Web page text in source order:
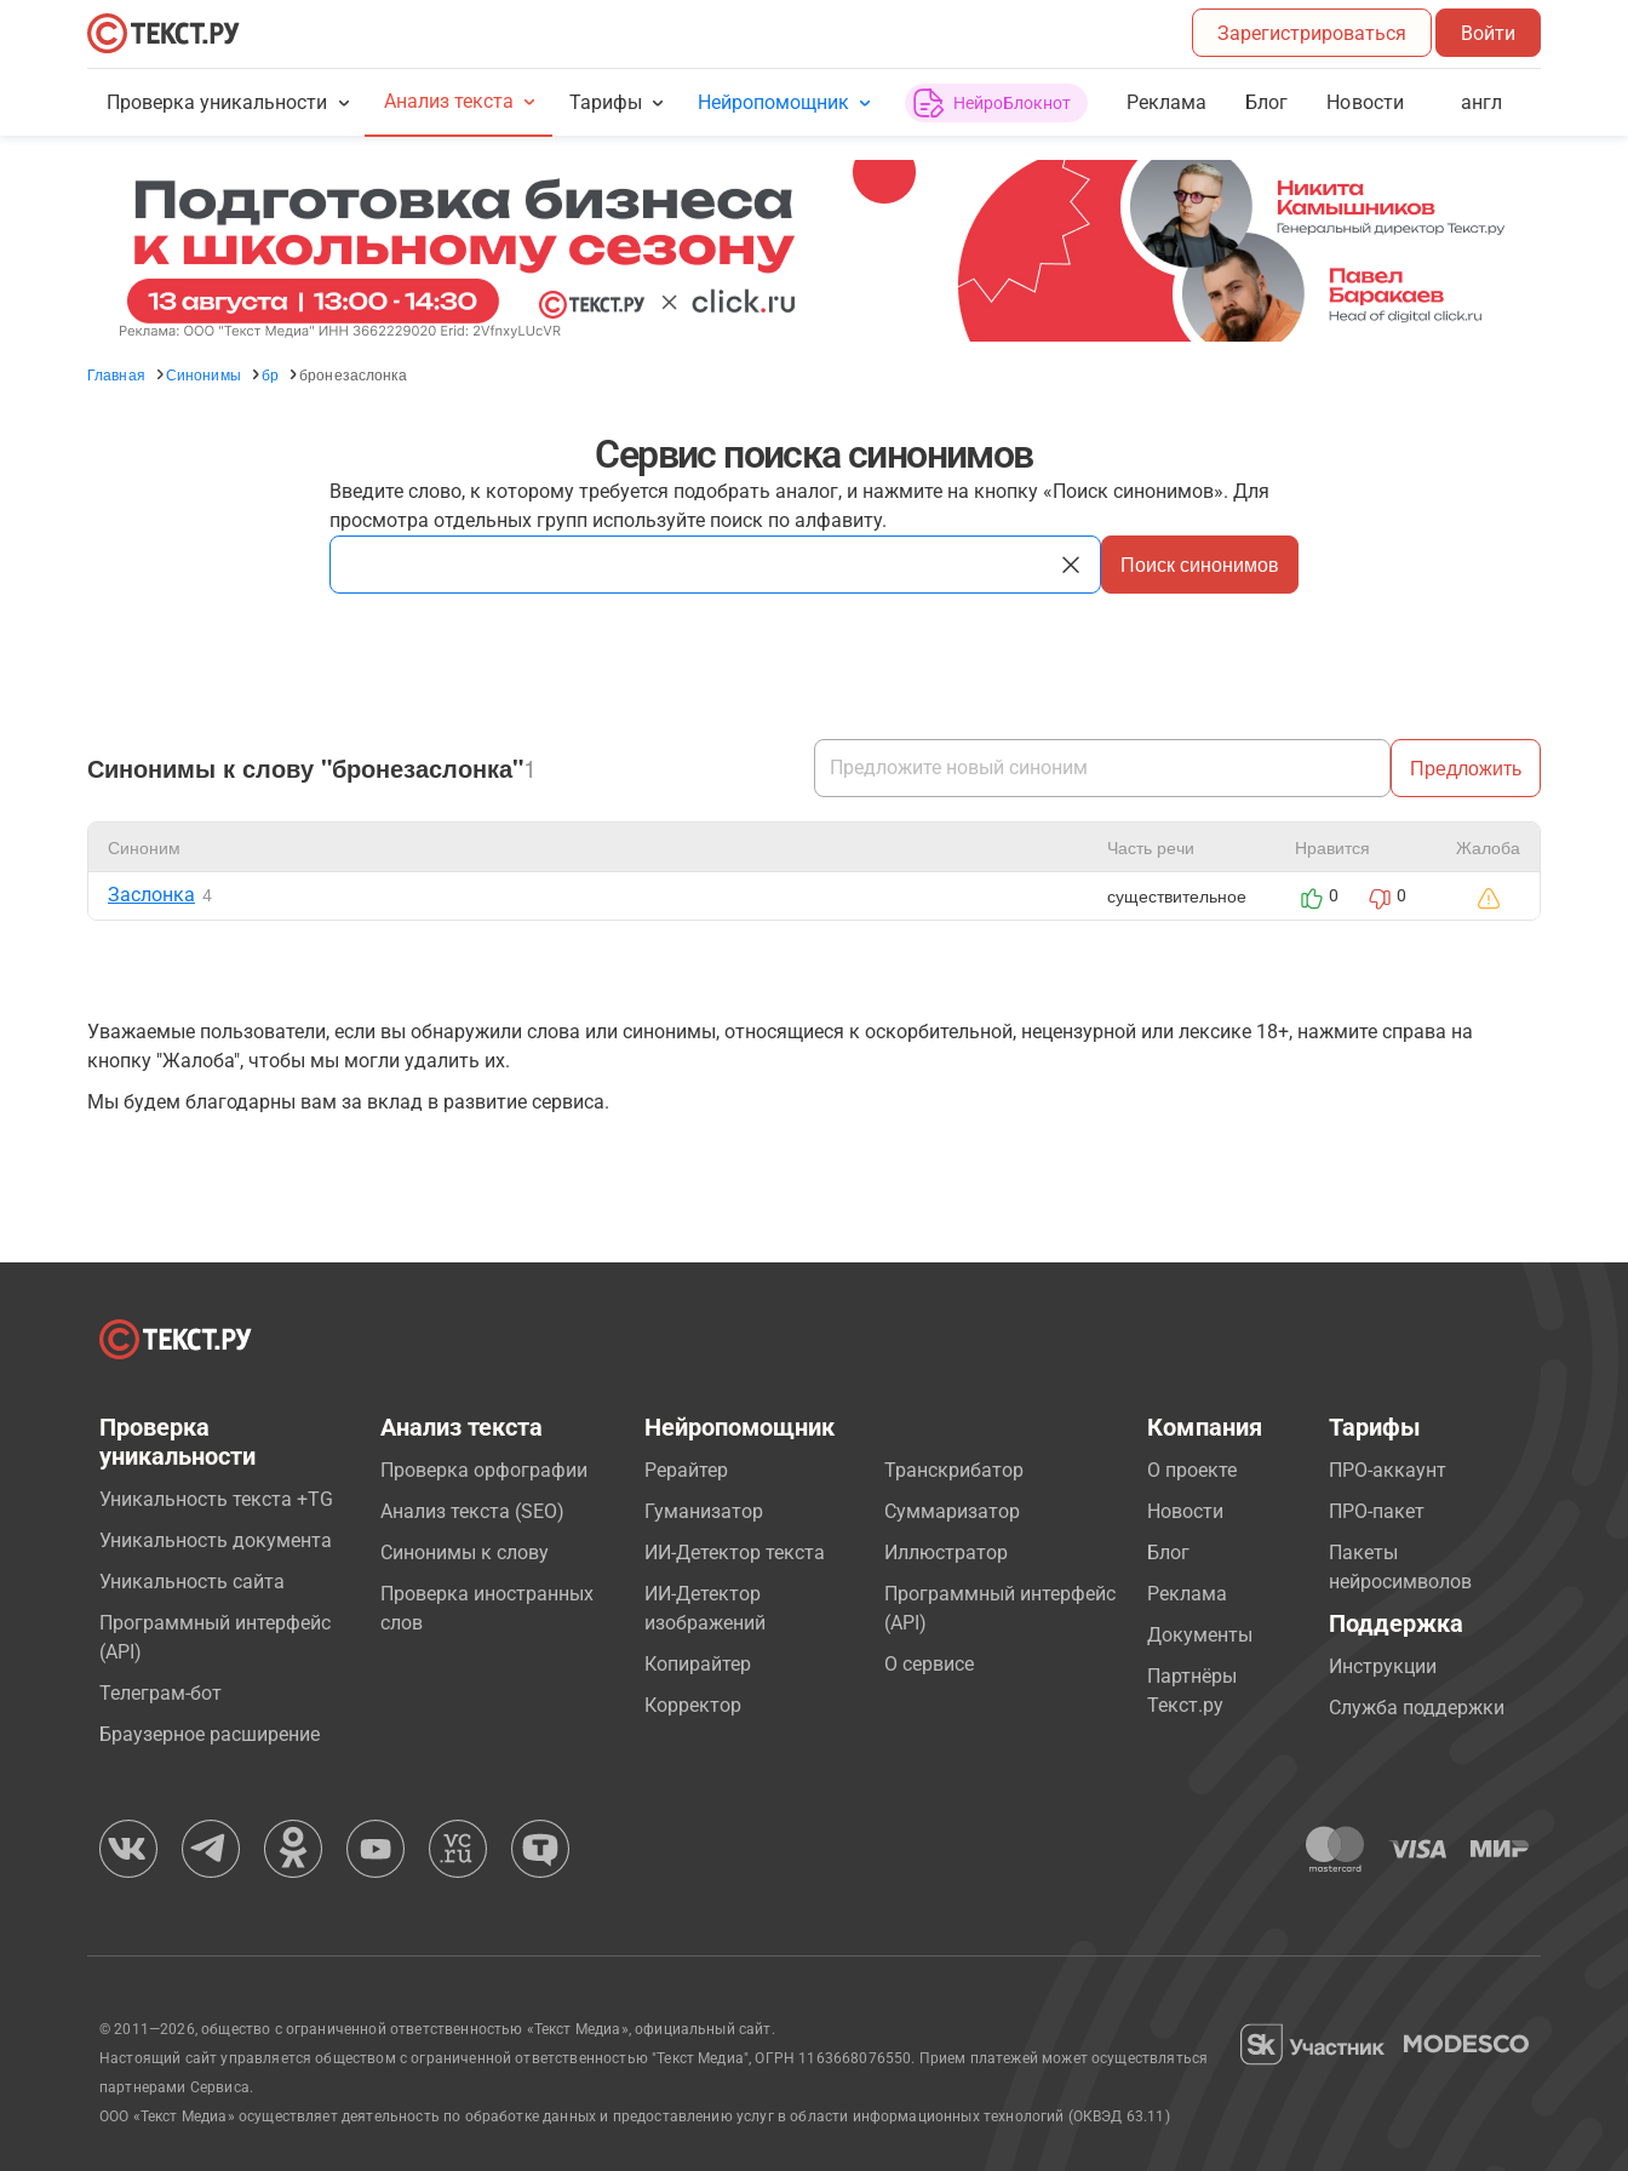
Зарегистрироваться Войти
Проверка уникальности Анализ текста Тарифы Нейропомощник НейроБлокнот Реклама Блог Новости англ
Главная Синонимы бр бронезаслонка
Сервис поиска синонимов
Введите слово, к которому требуется подобрать аналог, и нажмите на кнопку «Поиск синонимов». Для
просмотра отдельных групп используйте поиск по алфавиту.
Поиск синонимов
Синонимы к слову "бронезаслонка"1 Предложить
Синоним Часть речи Нравится Жалоба
Заслонка 4 существительное 0 0
Уважаемые пользователи, если вы обнаружили слова или синонимы, относящиеся к оскорбительной, нецензурной или лексике 18+, нажмите справа на
кнопку "Жалоба", чтобы мы могли удалить их.
Мы будем благодарны вам за вклад в развитие сервиса.
Проверка
уникальности
Уникальность текста +TG
Уникальность документа
Уникальность сайта
Программный интерфейс
(API)
Телеграм-бот
Браузерное расширение
Анализ текста
Проверка орфографии
Анализ текста (SEO)
Синонимы к слову
Проверка иностранных
слов
Нейропомощник
Рерайтер
Гуманизатор
ИИ-Детектор текста
ИИ-Детектор
изображений
Копирайтер
Корректор
Транскрибатор
Суммаризатор
Иллюстратор
Программный интерфейс
(API)
О сервисе
Компания
О проекте
Новости
Блог
Реклама
Документы
Партнёры
Текст.ру
Тарифы
ПРО-аккаунт
ПРО-пакет
Пакеты
нейросимволов
Поддержка
Инструкции
Служба поддержки
© 2011—2026, общество с ограниченной ответственностью «Текст Медиа», официальный сайт.
Настоящий сайт управляется обществом с ограниченной ответственностью "Текст Медиа", ОГРН 1163668076550. Прием платежей может осуществляться
партнерами Сервиса.
ООО «Текст Медиа» осуществляет деятельность по обработке данных и предоставлению услуг в области информационных технологий (ОКВЭД 63.11)